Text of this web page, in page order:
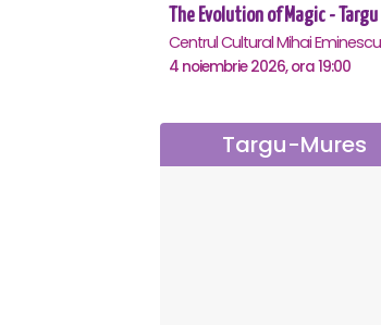
4 noiembrie 2026, ora 19:00
Targu-Mures